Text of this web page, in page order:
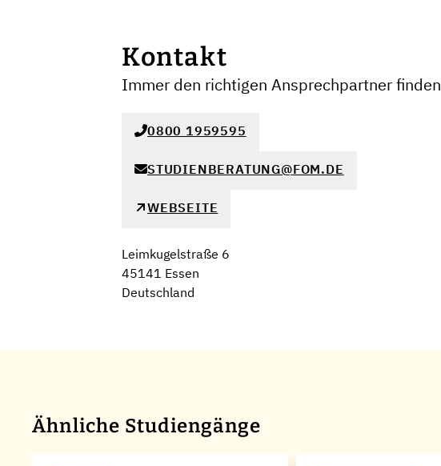
Kontakt
Immer den richtigen Ansprechpartner finden
0800 1959595
STUDIENBERATUNG@FOM.DE
WEBSEITE
Leimkugelstraße 6
45141 Essen
Deutschland
Ähnliche Studiengänge